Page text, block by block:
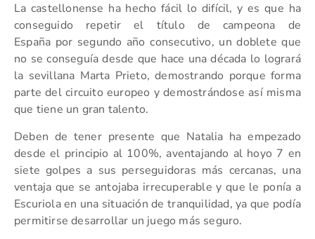
La castellonense ha hecho fácil lo difícil, y es que ha
conseguido repetir el título de campeona de
España por segundo año consecutivo, un doblete que
no se conseguía desde que hace una década lo logrará
la sevillana Marta Prieto, demostrando porque forma
parte del circuito europeo y demostrándose así misma
que tiene un gran talento.
Deben de tener presente que Natalia ha empezado
desde el principio al 100%, aventajando al hoyo 7 en
siete golpes a sus perseguidoras más cercanas, una
ventaja que se antojaba irrecuperable y que le ponía a
Escuriola en una situación de tranquilidad, ya que podía
permitirse desarrollar un juego más seguro.